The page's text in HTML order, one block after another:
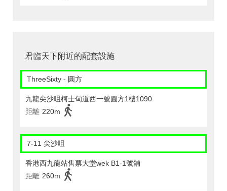
君臨天下附近的配套設施
ThreeSixty - 圓方
九龍尖沙咀柯士甸道西一號圓方1樓1090
距離 220m
7-11 尖沙咀
香港西九龍站售票大堂wek B1-1號舖
距離 260m